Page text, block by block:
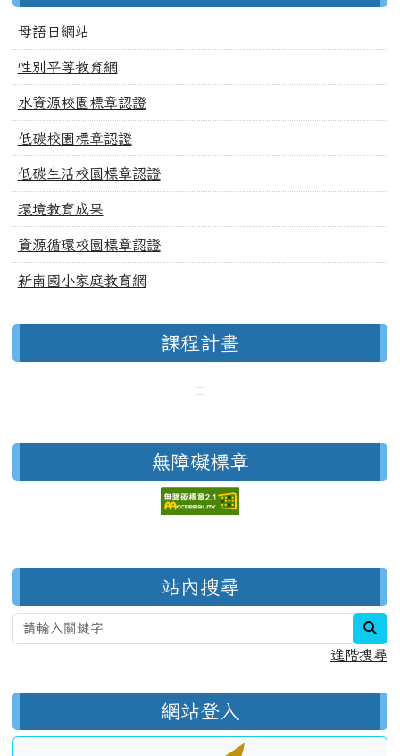
母語日網站
性別平等教育網
水資源校園標章認證
低碳校園標章認證
低碳生活校園標章認證
環境教育成果
資源循環校園標章認證
新南國小家庭教育網
課程計畫
無障礙標章
站內搜尋
進階搜尋
網站登入